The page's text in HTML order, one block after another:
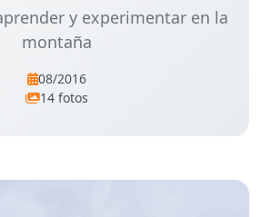
y experimentar en la
montaña
08/2016
14 fotos